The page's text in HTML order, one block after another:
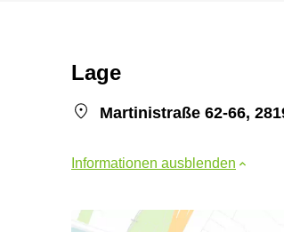
Lage
Martinistraße 62-66,
Informationen ausblenden